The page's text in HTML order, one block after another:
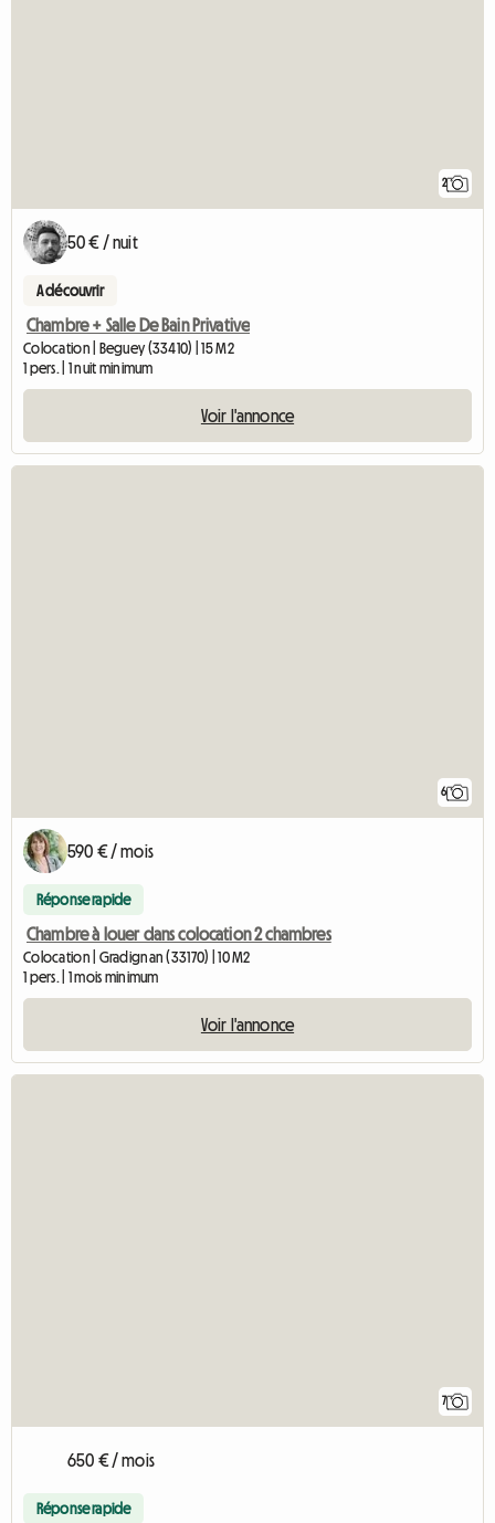
2
50 € / nuit
A découvrir
Chambre + Salle De Bain Privative
Colocation | Beguey (33410) | 15 M2
1 pers. | 1 nuit minimum
Voir l'annonce
6
590 € / mois
Réponse rapide
Chambre à louer dans colocation 2 chambres
Colocation | Gradignan (33170) | 10 M2
1 pers. | 1 mois minimum
Voir l'annonce
7
650 € / mois
Réponse rapide